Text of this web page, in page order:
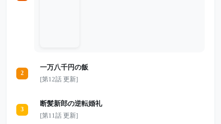
消えなかったもの。 そして次の集合場所
てください」という一言を、本当に聞けな
かった男が失ったものとは――。
2
一万八千円の飯
[第12話 更新]
3
断髪新郎の逆転婚礼
[第11話 更新]